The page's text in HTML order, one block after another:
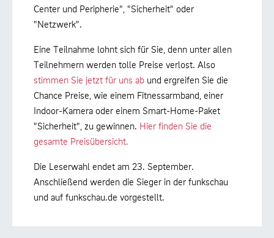
Center und Peripherie", "Sicherheit" oder
"Netzwerk".
Eine Teilnahme lohnt sich für Sie, denn unter allen
Teilnehmern werden tolle Preise verlost. Also
stimmen Sie jetzt für uns ab und ergreifen Sie die
Chance Preise, wie einem Fitnessarmband, einer
Indoor-Kamera oder einem Smart-Home-Paket
"Sicherheit", zu gewinnen. Hier finden Sie die
gesamte Preisübersicht.
Die Leserwahl endet am 23. September.
Anschließend werden die Sieger in der funkschau
und auf funkschau.de vorgestellt.